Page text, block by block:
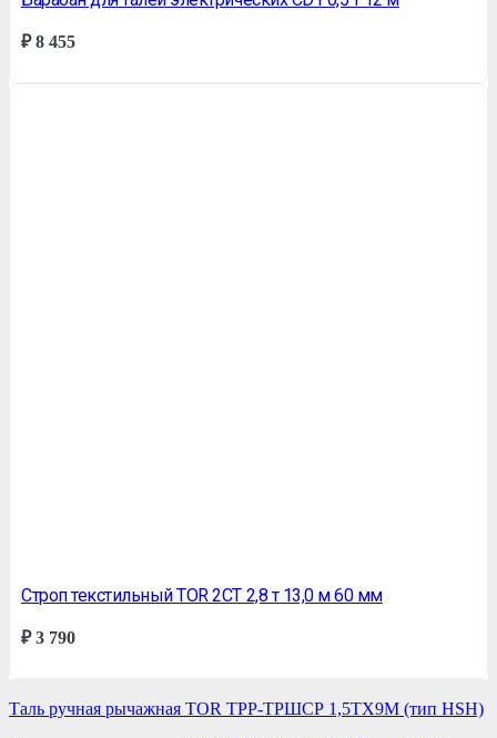
₽8 455
Строп текстильный TOR 2СТ 2,8 т 13,0 м 60 мм
₽3 790
Таль ручная рычажная TOR ТРР-ТРШСР 1,5ТХ9М (тип HSH)